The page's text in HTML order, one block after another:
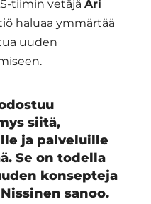
tiimin vetäjä Ari
haluaa ymmärtää
uuden
siitä,
ja palveluille
Se on todella
konsepteja
sanoo.